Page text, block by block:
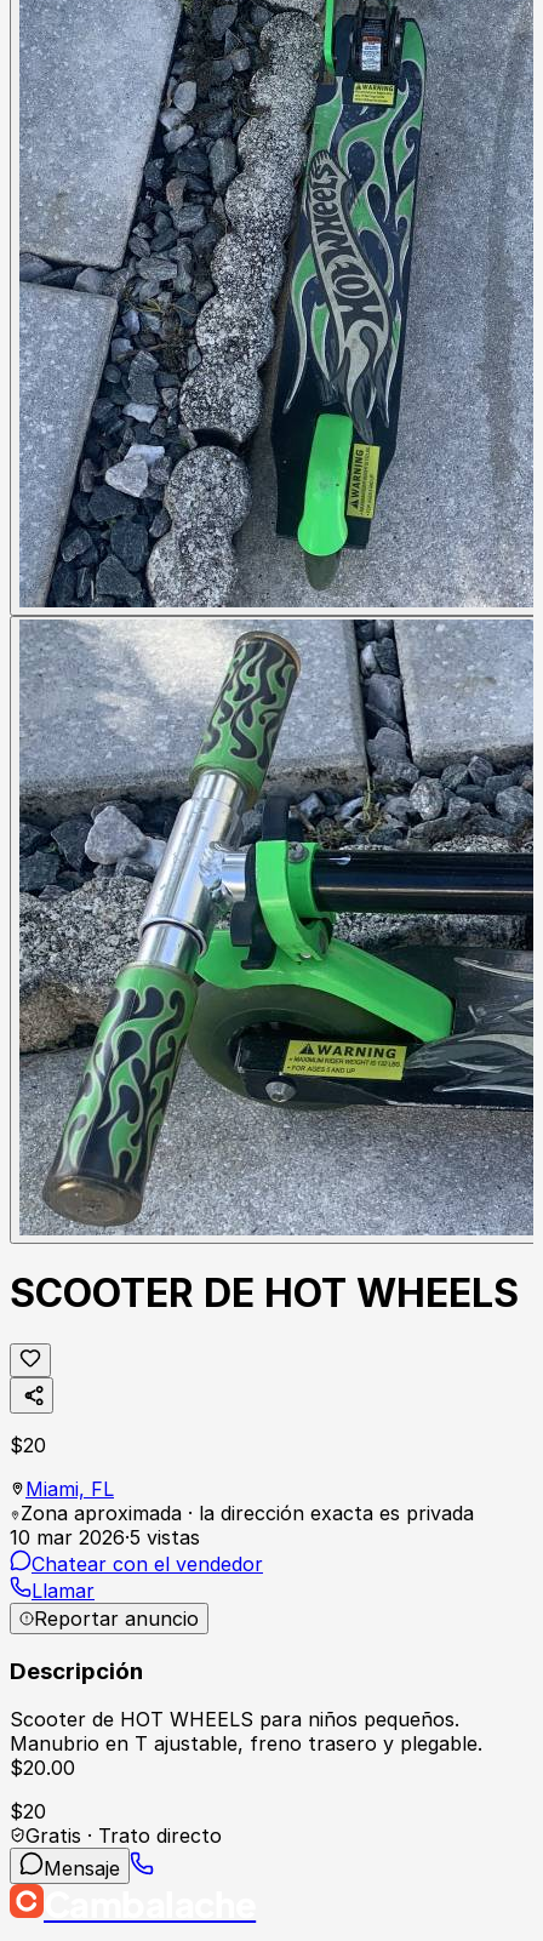
SCOOTER DE HOT WHEELS
$20
Miami, FL
Zona aproximada · la dirección exacta es privada
10 mar 2026·5 vistas
Chatear con el vendedor
Llamar
Reportar anuncio
Descripción
Scooter de HOT WHEELS para niños pequeños.
Manubrio en T ajustable, freno trasero y plegable.
$20.00
$20
Gratis · Trato directo
Mensaje